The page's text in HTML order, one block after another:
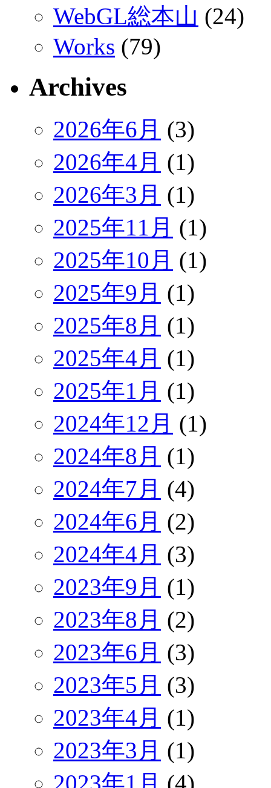
WebGL総本山 (24)
Works (79)
Archives
2026年6月 (3)
2026年4月 (1)
2026年3月 (1)
2025年11月 (1)
2025年10月 (1)
2025年9月 (1)
2025年8月 (1)
2025年4月 (1)
2025年1月 (1)
2024年12月 (1)
2024年8月 (1)
2024年7月 (4)
2024年6月 (2)
2024年4月 (3)
2023年9月 (1)
2023年8月 (2)
2023年6月 (3)
2023年5月 (3)
2023年4月 (1)
2023年3月 (1)